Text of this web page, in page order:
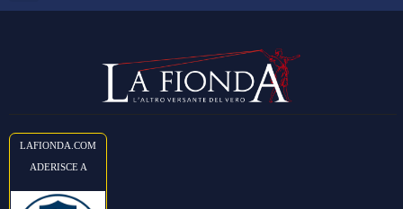
LAFIONDA.COM
ADERISCE A